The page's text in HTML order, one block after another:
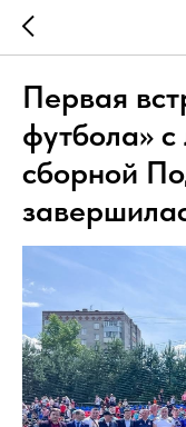
Первая
футбола»
сборной